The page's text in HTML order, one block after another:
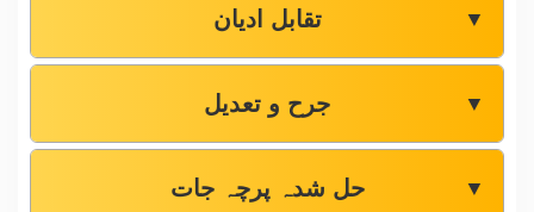
تقابل ادیان ▼
جرح و تعدیل ▼
حل شدہ پرچہ جات ▼